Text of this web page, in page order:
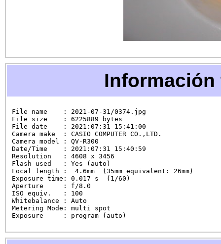
File name    : 2021-07-31/0374.jpg
File size    : 6225889 bytes
File date    : 2021:07:31 15:41:00
Camera make  : CASIO COMPUTER CO.,LTD.
Camera model : QV-R300
Date/Time    : 2021:07:31 15:40:59
Resolution   : 4608 x 3456
Flash used   : Yes (auto)
Focal length :  4.6mm  (35mm equivalent: 26mm)
Exposure time: 0.017 s  (1/60)
Aperture     : f/8.0
ISO equiv.   : 100
Whitebalance : Auto
Metering Mode: multi spot
Exposure     : program (auto)